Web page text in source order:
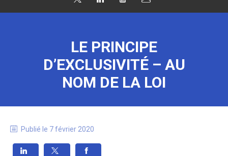
LE PRINCIPE
D’EXCLUSIVITÉ – AU
NOM DE LA LOI
Publié le 7 février 2020